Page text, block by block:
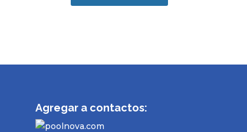
Agregar a contactos: